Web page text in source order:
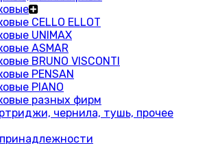
CELLO ELLOT
UNIMAX
ASMAR
BRUNO VISCONTI
PENSAN
PIANO
разных фирм
чернила, тушь, прочее